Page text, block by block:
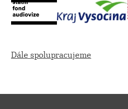
Dále spolupracujeme